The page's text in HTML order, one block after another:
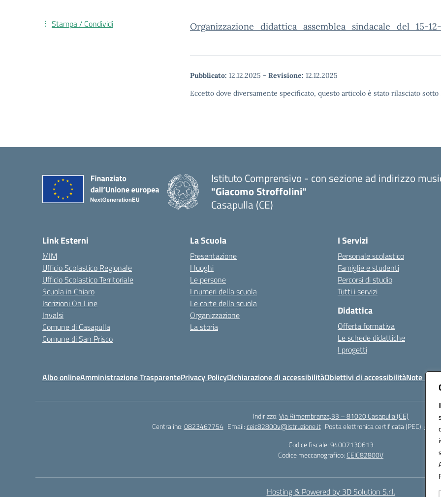
Organizzazione_didattica_assemblea_sindacale_del_15-
Pubblicato: 12.12.2025 - Revisione: 12.12.2025
Eccetto dove diversamente specificato, questo articolo è stato rilasciato
Stampa / Condividi
Istituto Comprensivo - con sezione ad indirizzo
"Giacomo Stroffolini"
Casapulla (CE)
Link Esterni
MIM
Ufficio Scolastico Regionale
Ufficio Scolastico Territoriale
Scuola in Chiaro
Iscrizioni On Line
Invalsi
Comune di Casapulla
Comune di San Prisco
La Scuola
Presentazione
I luoghi
Le persone
I numeri della scuola
Le carte della scuola
Organizzazione
La storia
I Servizi
Personale scolastico
Famiglie e studenti
Percorsi di studio
Tutti i servizi
Didattica
Offerta formativa
Le schede didattiche
I progetti
Albo onlineAmministrazione TrasparentePrivacy PolicyDichiarazione di accessibilitàObiettivi di accessibilitàNote legali
Indirizzo:Via Rimembranza,33 – 81020 Casapulla (CE)
Centralino:0823467754 Email:ceic82800v@istruzione.it Posta elettronica certificata (PEC):
Codice fiscale: 94007130613
Codice meccanografico: CEIC82800V
Hosting & Powered by 3D Solution S.r.l.